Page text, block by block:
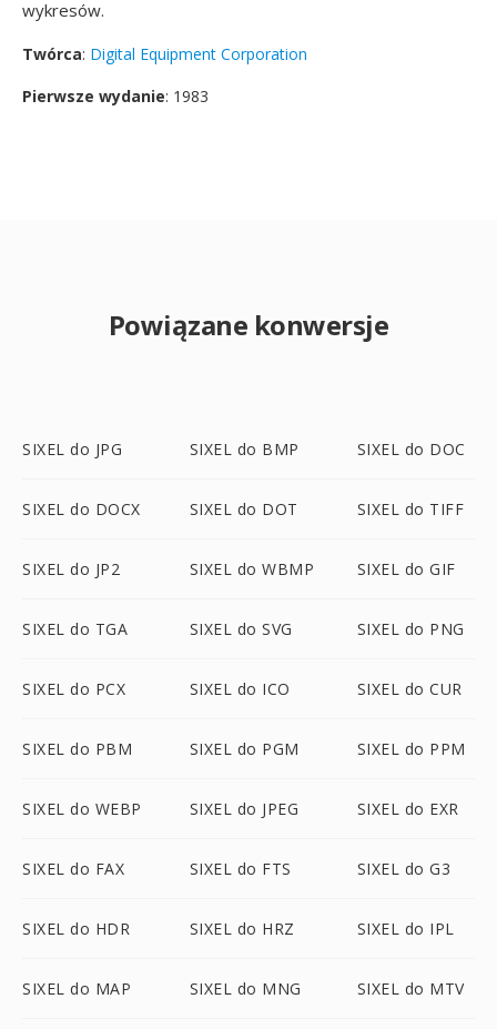
wykresów.
Twórca: Digital Equipment Corporation
Pierwsze wydanie: 1983
Powiązane konwersje
SIXEL do JPG SIXEL do BMP SIXEL do DOC
SIXEL do DOCX SIXEL do DOT SIXEL do TIFF
SIXEL do JP2 SIXEL do WBMP SIXEL do GIF
SIXEL do TGA SIXEL do SVG SIXEL do PNG
SIXEL do PCX SIXEL do ICO SIXEL do CUR
SIXEL do PBM SIXEL do PGM SIXEL do PPM
SIXEL do WEBP SIXEL do JPEG SIXEL do EXR
SIXEL do FAX SIXEL do FTS SIXEL do G3
SIXEL do HDR SIXEL do HRZ SIXEL do IPL
SIXEL do MAP SIXEL do MNG SIXEL do MTV